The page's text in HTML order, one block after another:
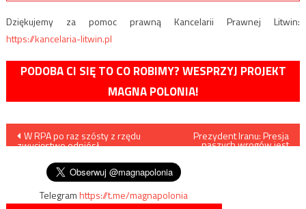
Dziękujemy za pomoc prawną Kancelarii Prawnej Litwin:
https://kancelaria-litwin.pl
PODOBA CI SIĘ TO CO ROBIMY? WESPRZYJ PROJEKT
MAGNA POLONIA!
Nawigacja
wpisu
W RPA po raz szósty z rzędu
zwycięstwo odniósł
Prezydent Iranu: Presja
naszych wrogów jest
Telegramhttps://t.me/magnapolonia